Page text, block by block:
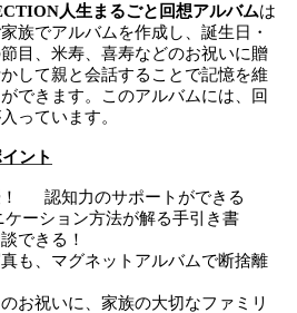
人生まるごと回想アルバムは
族でアルバムを作成し、誕生日・
目、米寿、喜寿などのお祝いに贈
して親と会話することで記憶を維
できます。このアルバムには、回
っています。
ント
認知力のサポートができる
ーション方法が解る手引き書
できる！
も、マグネットアルバムで断捨離
お祝いに、家族の大切なファミリ